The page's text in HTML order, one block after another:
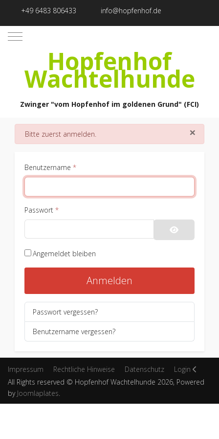
+49 6483 806433 info@hopfenhof.de
Mobile Menu Toggle
Hopfenhof
Wachtelhunde
Zwinger "vom Hopfenhof im goldenen Grund" (FCI)
×
danger
Bitte zuerst anmelden.
Benutzername *
Passwort*
Passwort
Angemeldet bleiben
Anmelden
Passwort vergessen?
Benutzername vergessen?
Impressum Rechtliche Hinweise Datenschutz
Login
All Rights reserved © Hopfenhof Wachtelhunde 2026, Powered
by Joomlaplates.